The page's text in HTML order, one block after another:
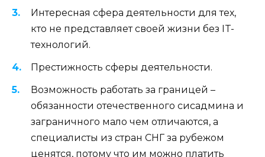
Интересная сфера деятельности для тех,
кто не представляет своей жизни без IT-
технологий.
Престижность сферы деятельности.
Возможность работать за границей –
обязанности отечественного сисадмина и
заграничного мало чем отличаются, а
специалисты из стран СНГ за рубежом
ценятся, потому что им можно платить